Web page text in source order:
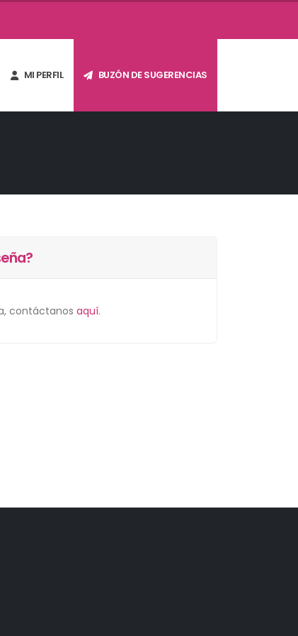
MI PERFIL BUZÓN DE SUGERENCIAS
contáctanos aquí.